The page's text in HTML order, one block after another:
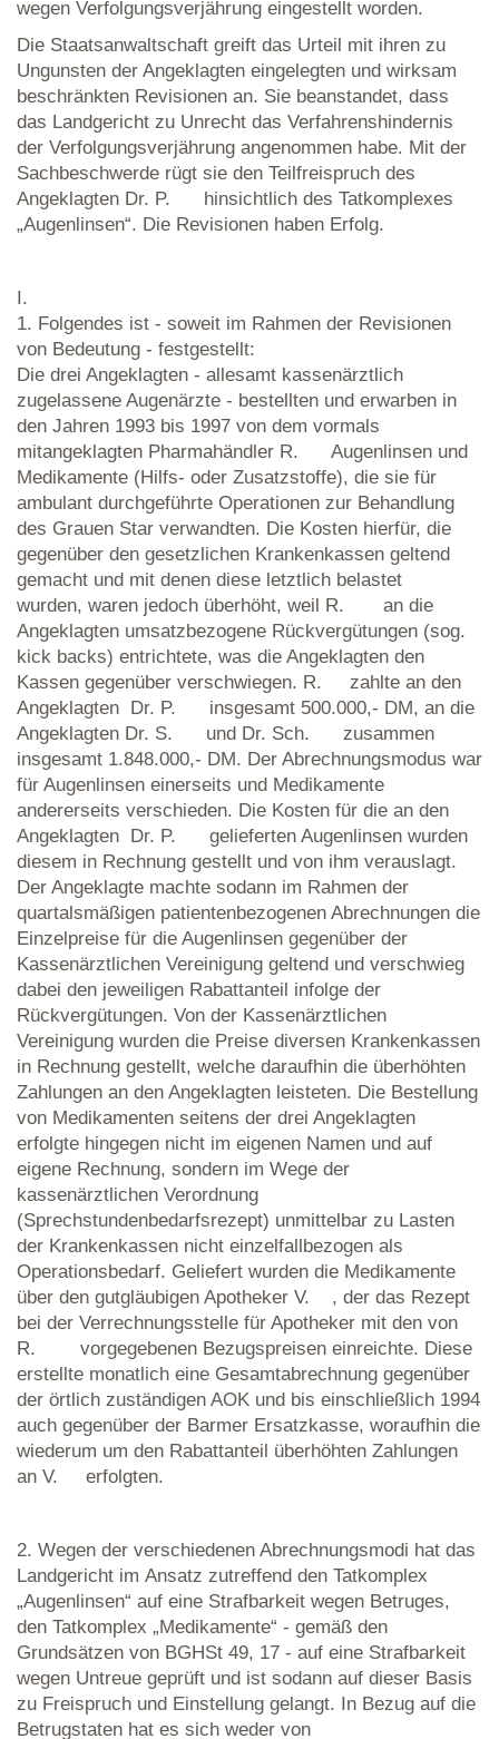
wegen Verfolgungsverjährung eingestellt worden.
Die Staatsanwaltschaft greift das Urteil mit ihren zu
Ungunsten der Angeklagten eingelegten und wirksam
beschränkten Revisionen an. Sie beanstandet, dass
das Landgericht zu Unrecht das Verfahrenshindernis
der Verfolgungsverjährung angenommen habe. Mit der
Sachbeschwerde rügt sie den Teilfreispruch des
Angeklagten Dr. P. hinsichtlich des Tatkomplexes
„Augenlinsen“. Die Revisionen haben Erfolg.
I.
1. Folgendes ist - soweit im Rahmen der Revisionen
von Bedeutung - festgestellt:
Die drei Angeklagten - allesamt kassenärztlich
zugelassene Augenärzte - bestellten und erwarben in
den Jahren 1993 bis 1997 von dem vormals
mitangeklagten Pharmahändler R. Augenlinsen und
Medikamente (Hilfs- oder Zusatzstoffe), die sie für
ambulant durchgeführte Operationen zur Behandlung
des Grauen Star verwandten. Die Kosten hierfür, die
gegenüber den gesetzlichen Krankenkassen geltend
gemacht und mit denen diese letztlich belastet
wurden, waren jedoch überhöht, weil R. an die
Angeklagten umsatzbezogene Rückvergütungen (sog.
kick backs) entrichtete, was die Angeklagten den
Kassen gegenüber verschwiegen. R. zahlte an den
Angeklagten Dr. P. insgesamt 500.000,- DM, an die
Angeklagten Dr. S. und Dr. Sch. zusammen
insgesamt 1.848.000,- DM. Der Abrechnungsmodus war
für Augenlinsen einerseits und Medikamente
andererseits verschieden. Die Kosten für die an den
Angeklagten Dr. P. gelieferten Augenlinsen wurden
diesem in Rechnung gestellt und von ihm verauslagt.
Der Angeklagte machte sodann im Rahmen der
quartalsmäßigen patientenbezogenen Abrechnungen die
Einzelpreise für die Augenlinsen gegenüber der
Kassenärztlichen Vereinigung geltend und verschwieg
dabei den jeweiligen Rabattanteil infolge der
Rückvergütungen. Von der Kassenärztlichen
Vereinigung wurden die Preise diversen Krankenkassen
in Rechnung gestellt, welche daraufhin die überhöhten
Zahlungen an den Angeklagten leisteten. Die Bestellung
von Medikamenten seitens der drei Angeklagten
erfolgte hingegen nicht im eigenen Namen und auf
eigene Rechnung, sondern im Wege der
kassenärztlichen Verordnung
(Sprechstundenbedarfsrezept) unmittelbar zu Lasten
der Krankenkassen nicht einzelfallbezogen als
Operationsbedarf. Geliefert wurden die Medikamente
über den gutgläubigen Apotheker V. , der das Rezept
bei der Verrechnungsstelle für Apotheker mit den von
R. vorgegebenen Bezugspreisen einreichte. Diese
erstellte monatlich eine Gesamtabrechnung gegenüber
der örtlich zuständigen AOK und bis einschließlich 1994
auch gegenüber der Barmer Ersatzkasse, woraufhin die
wiederum um den Rabattanteil überhöhten Zahlungen
an V. erfolgten.
2. Wegen der verschiedenen Abrechnungsmodi hat das
Landgericht im Ansatz zutreffend den Tatkomplex
„Augenlinsen“ auf eine Strafbarkeit wegen Betruges,
den Tatkomplex „Medikamente“ - gemäß den
Grundsätzen von BGHSt 49, 17 - auf eine Strafbarkeit
wegen Untreue geprüft und ist sodann auf dieser Basis
zu Freispruch und Einstellung gelangt. In Bezug auf die
Betrugstaten hat es sich weder von